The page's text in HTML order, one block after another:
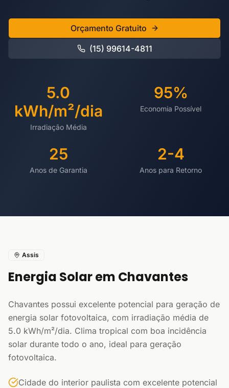
Orçamento Gratuito
(15) 99614-4811
5.0
kWh/m²/dia
Irradiação Média
95%
Economia Possível
25
Anos de Garantia
2-4
Anos para Retorno
Assis
Energia Solar em Chavantes
Chavantes possui excelente potencial para geração de
energia solar fotovoltaica, com irradiação média de
5.0 kWh/m²/dia. Clima tropical com boa incidência
solar durante todo o ano, ideal para geração
fotovoltaica.
Cidade do interior paulista com excelente potencial